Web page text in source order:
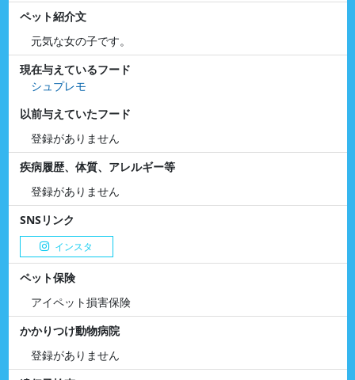
ペット紹介文
元気な女の子です。
現在与えているフード
シュプレモ
以前与えていたフード
登録がありません
疾病履歴、体質、アレルギー等
登録がありません
SNSリンク
インスタ
ペット保険
アイペット損害保険
かかりつけ動物病院
登録がありません